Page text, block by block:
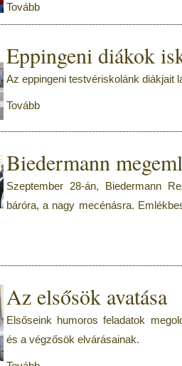
Tovább
Eppingeni diákok
Az eppingeni testvériskolánk diákjait
Tovább
Biedermann
Szeptember 28-án, Biedermann
báróra, a nagy mecénásra.
Az elsősök avatása
Elsőseink humoros feladatok
és a végzősök elvárásainak.